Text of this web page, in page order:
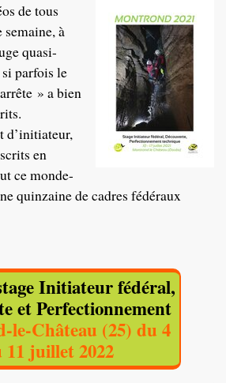
de tous
à
quasi-
parfois le
» a bien
d’initiateur,
en
ce monde-
quinzaine de cadres fédéraux
Initiateur fédéral,
et Perfectionnement
le-Château (25) du 4
11 juillet 2022